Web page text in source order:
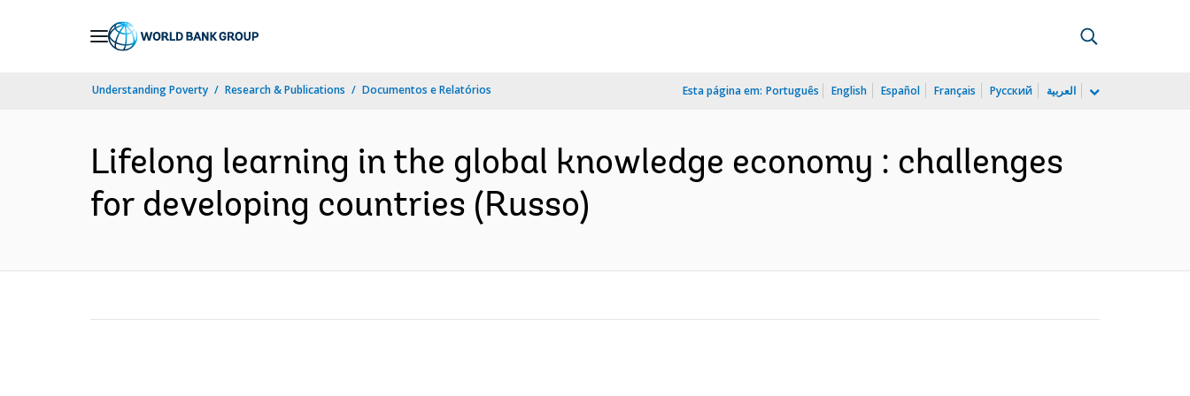
Understanding Poverty Research & Publications Documentos e Relatórios Esta página em: Português English Español Français Русский العربية
Lifelong learning in the global knowledge economy : challenges
for developing countries (Russo)